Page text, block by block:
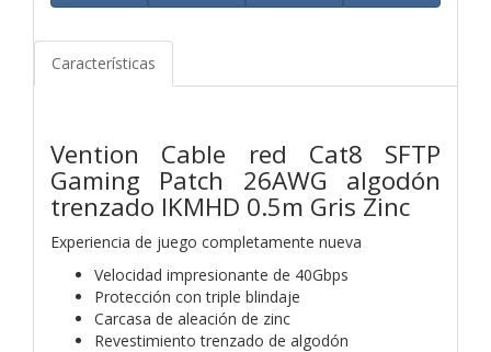
Características
Vention Cable red Cat8 SFTP
Gaming Patch 26AWG algodón
trenzado IKMHD 0.5m Gris Zinc
Experiencia de juego completamente nueva
Velocidad impresionante de 40Gbps
Protección con triple blindaje
Carcasa de aleación de zinc
Revestimiento trenzado de algodón